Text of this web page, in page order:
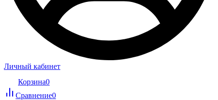
Личный кабинет
Корзина0
Сравнение0